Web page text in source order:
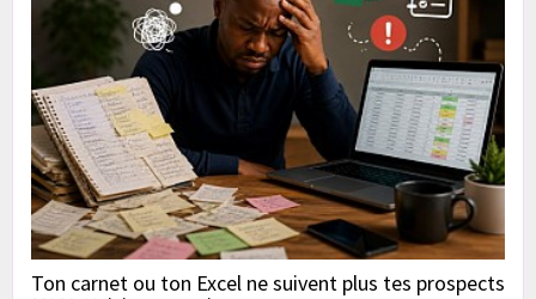
Ton carnet ou ton Excel ne suivent plus tes prospects